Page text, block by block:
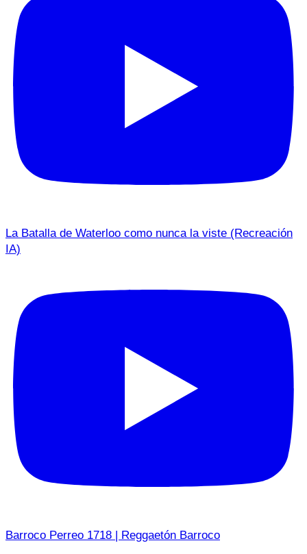
La Batalla de Waterloo como nunca la viste (Recreación
IA)
Barroco Perreo 1718 | Reggaetón Barroco